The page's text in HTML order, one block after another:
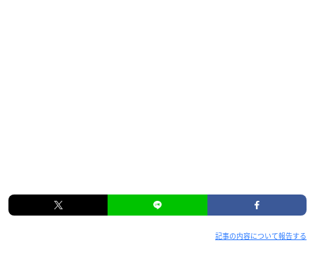
記事の内容について報告する